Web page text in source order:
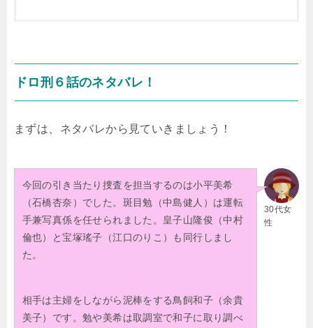
ドロ刑６話のネタバレ！
まずは、ネタバレから見ていきましょう！
30代女
性
今回の引き当たり捜査を担当するのは小平美希
（石橋杏奈）でした。斑目勉（中島健人）は運転
手兼写真係を任せられました。皇子山隆俊（中村
倫也）と宝塚瑤子（江口のりこ）も同行しまし
た。
相手は主婦をしながら泥棒をする鳥飼和子（余貴
美子）です。勉や美希は取調室で和子に取り調べ